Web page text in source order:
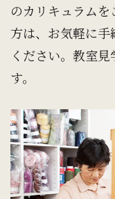
のカリキュラム
方は、お気軽に
ください。教室
す。